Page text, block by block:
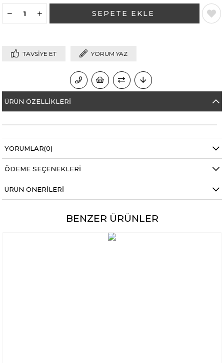
TAVSIYE ET YORUM YAZ
ÜRÜN ÖZELLIKLERI
YORUMLAR(0)
ÖDEME SEÇENEKLERI
ÜRÜN ÖNERILERI
BENZER ÜRÜNLER